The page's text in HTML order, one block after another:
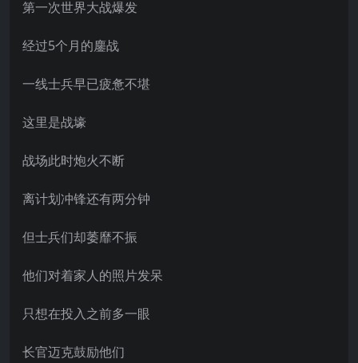
第一次世界大战爆发
经过5个月的鏖战
一线士兵早已疲惫不堪
这里是战壕
战场此时炮火不断
离计划冲锋还有两分钟
但士兵们却萎靡不振
他们对着家人的照片发呆
只想在投入之前多一眼
长官迈克鼓励他们